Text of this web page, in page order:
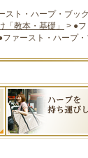
スト・ハープ・ブック
「教本・基礎」
> ●
ファースト・ハープ・